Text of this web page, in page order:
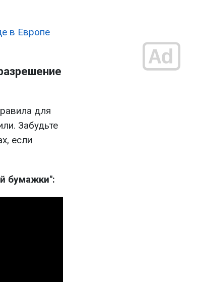
в Европе
для
Забудьте
если
бумажки":